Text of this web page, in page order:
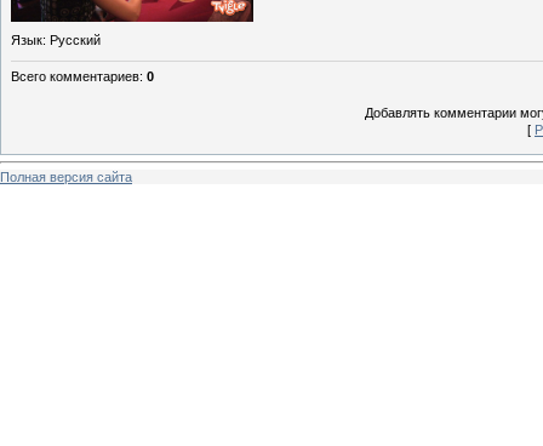
Язык: Русский
Всего комментариев: 0
Добавлять комментарии
[
Полная версия сайта